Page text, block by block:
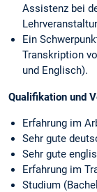
Assistenz bei
Ein
Transkription
und Englisch).
Qualifikation und
Erfahrung im
Sehr gute
Sehr gute
Erfahrung im
Studium